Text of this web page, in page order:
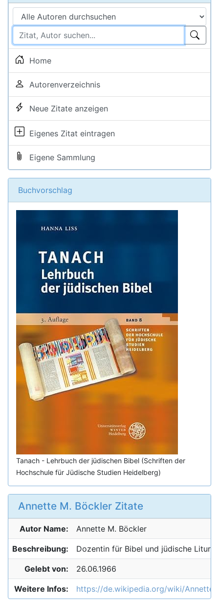
Home
Autorenverzeichnis
Neue Zitate anzeigen
Eigenes Zitat eintragen
Eigene Sammlung
Buchvorschlag
Tanach - Lehrbuch der jüdischen Bibel (Schriften der
Hochschule für Jüdische Studien Heidelberg)
Annette M. Böckler Zitate
Autor Name: Annette M. Böckler
Beschreibung: Dozentin für Bibel und jüdische
Gelebt von: 26.06.1966
Weitere Infos: https://de.wikipedia.org/wiki/